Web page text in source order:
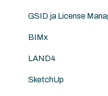
LAND4
SketchUp
V-Ray
GSID ja License
BIMx
LAND4
SketchUp